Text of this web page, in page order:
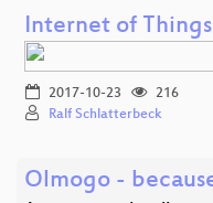
Internet of
2017-10-23
216
Ralf Schlatterbeck
Olmogo -